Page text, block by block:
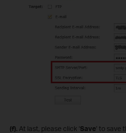
(f). At last, please click ‘Save’ to save